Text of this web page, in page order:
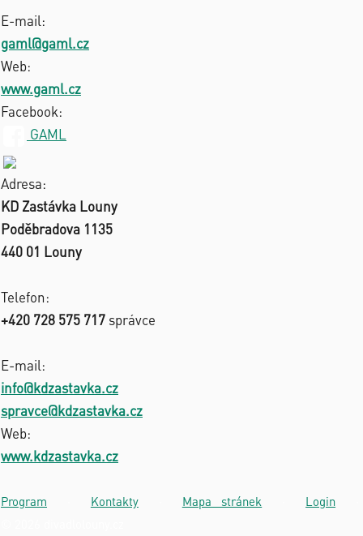
E-mail:
gaml@gaml.cz
Web:
www.gaml.cz
Facebook:
GAML
Adresa:
KD Zastávka Louny
Poděbradova 1135
440 01 Louny
Telefon:
+420 728 575 717 správce
E-mail:
info@kdzastavka.cz
spravce@kdzastavka.cz
Web:
www.kdzastavka.cz
Program Kontakty· Mapa stránek Login